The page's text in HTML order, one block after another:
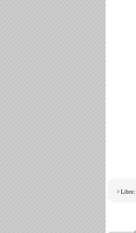
> Libro: